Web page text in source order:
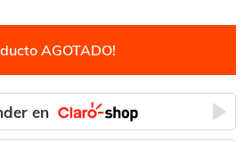
AGOTADO!
en